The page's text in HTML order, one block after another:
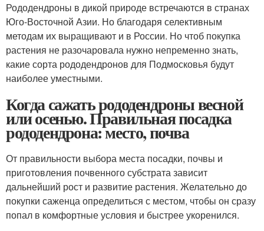
Рододендроны в дикой природе встречаются в странах
Юго-Восточной Азии. Но благодаря селективным
методам их выращивают и в России. Но чтоб покупка
растения не разочаровала нужно непременно знать,
какие сорта рододендронов для Подмосковья будут
наиболее уместными.
Когда сажать рододендроны весной
или осенью. Правильная посадка
рододендрона: место, почва
От правильности выбора места посадки, почвы и
приготовления почвенного субстрата зависит
дальнейший рост и развитие растения. Желательно до
покупки саженца определиться с местом, чтобы он сразу
попал в комфортные условия и быстрее укоренился.